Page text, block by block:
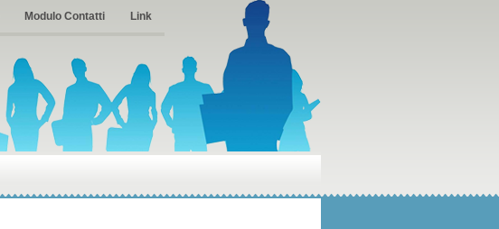
Modulo Contatti Link